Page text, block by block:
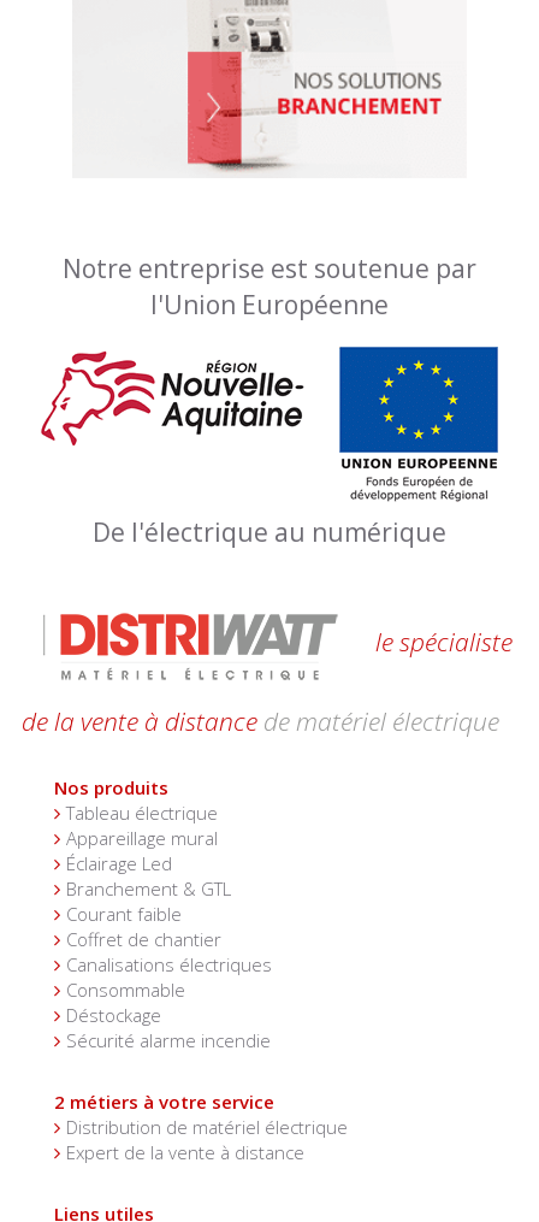
Notre entreprise est soutenue par
l'Union Européenne
De l'électrique au numérique
le spécialiste
de la vente à distance de matériel électrique
Nos produits
Tableau électrique
Appareillage mural
Éclairage Led
Branchement & GTL
Courant faible
Coffret de chantier
Canalisations électriques
Consommable
Déstockage
Sécurité alarme incendie
2 métiers à votre service
Distribution de matériel électrique
Expert de la vente à distance
Liens utiles